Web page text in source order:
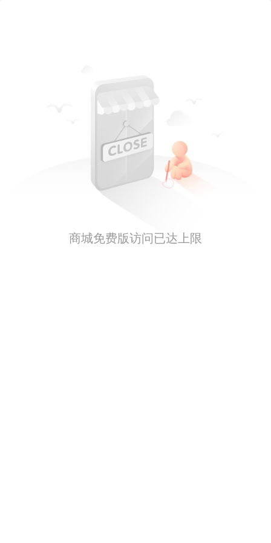
商城免费版访问已达上限